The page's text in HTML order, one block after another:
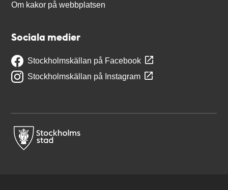
Om kakor på webbplatsen
Sociala medier
Stockholmskällan på Facebook
Stockholmskällan på Instagram